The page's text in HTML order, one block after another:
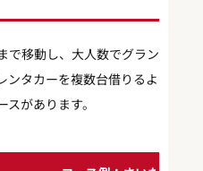
で移動し、大人数でグラン
ンタカーを複数台借りるよ
があります。